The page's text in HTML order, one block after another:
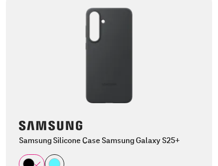
Samsung Silicone Case Samsung Galaxy S25+